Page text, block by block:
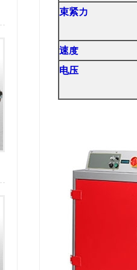
束紧力
速度
电压